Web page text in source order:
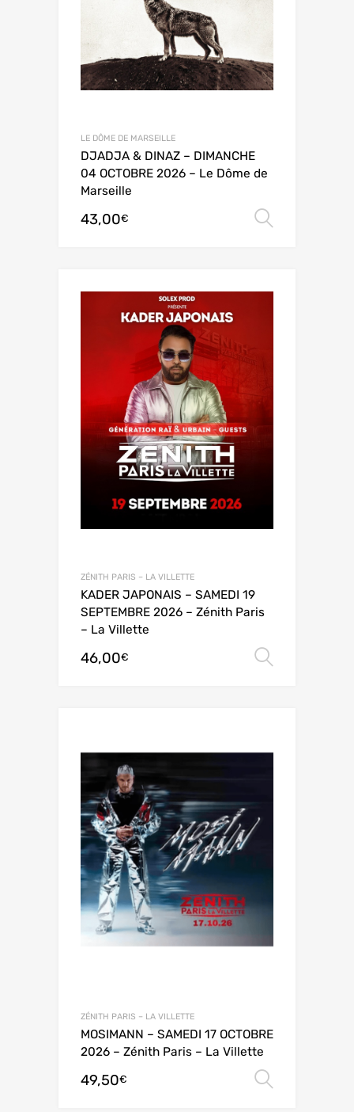
LE DÔME DE MARSEILLE
DJADJA & DINAZ – DIMANCHE
04 OCTOBRE 2026 – Le Dôme de
Marseille
43,00€
ZÉNITH PARIS – LA VILLETTE
KADER JAPONAIS – SAMEDI 19
SEPTEMBRE 2026 – Zénith Paris
– La Villette
46,00€
ZÉNITH PARIS – LA VILLETTE
MOSIMANN – SAMEDI 17 OCTOBRE
2026 – Zénith Paris – La Villette
49,50€